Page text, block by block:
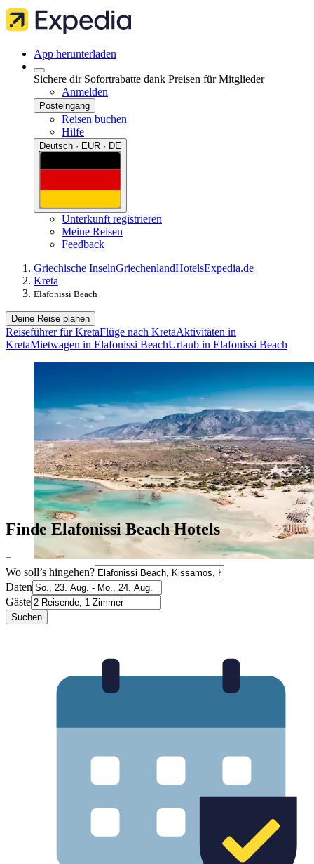
App herunterladen
Sichere dir Sofortrabatte dank Preisen für Mitglieder
Anmelden
Posteingang
Reisen buchen
Hilfe
Deutsch · EUR · DE
Unterkunft registrieren
Meine Reisen
Feedback
Griechische InselnGriechenlandHotelsExpedia.de
Kreta
Elafonissi Beach
Deine Reise planen
Reiseführer für KretaFlüge nach KretaAktivitäten in
KretaMietwagen in Elafonissi BeachUrlaub in Elafonissi Beach
Finde Elafonissi Beach Hotels
Wo soll’s hingehen?
Daten
Gäste
Suchen